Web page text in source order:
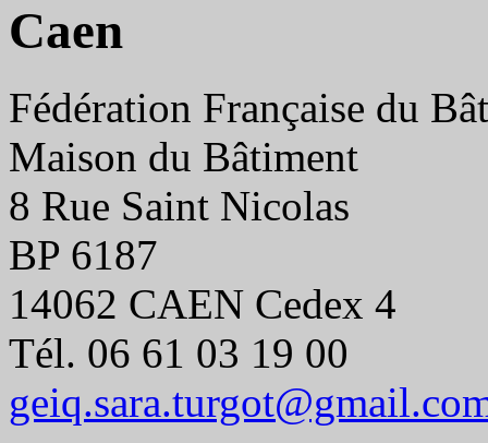
Caen
Fédération Française du
Maison du Bâtiment
8 Rue Saint Nicolas
BP 6187
14062 CAEN Cedex 4
Tél. 06 61 03 19 00